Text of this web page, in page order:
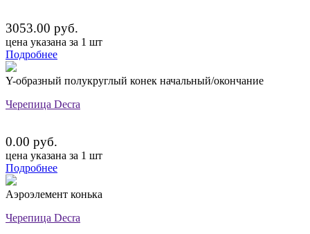
3053.00 руб.
цена указана за 1 шт
Подробнее
Y-образный полукруглый конек начальный/окончание
Черепица Decra
0.00 руб.
цена указана за 1 шт
Подробнее
Аэроэлемент конька
Черепица Decra